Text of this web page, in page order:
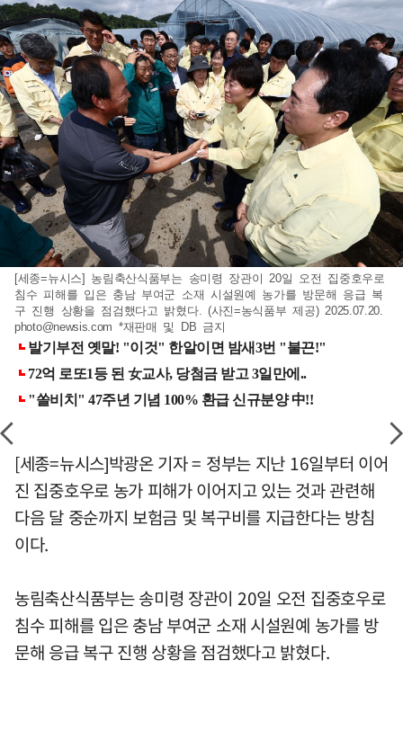
[세종=뉴시스] 농림축산식품부는 송미령 장관이 20일 오전 집중호우로
침수 피해를 입은 충남 부여군 소재 시설원예 농가를 방문해 응급 복
구 진행 상황을 점검했다고 밝혔다. (사진=농식품부 제공) 2025.07.20.
photo@newsis.com *재판매 및 DB 금지
[세종=뉴시스]박광온 기자 = 정부는 지난 16일부터 이어
진 집중호우로 농가 피해가 이어지고 있는 것과 관련해
다음 달 중순까지 보험금 및 복구비를 지급한다는 방침
이다.
농림축산식품부는 송미령 장관이 20일 오전 집중호우로
침수 피해를 입은 충남 부여군 소재 시설원예 농가를 방
문해 응급 복구 진행 상황을 점검했다고 밝혔다.